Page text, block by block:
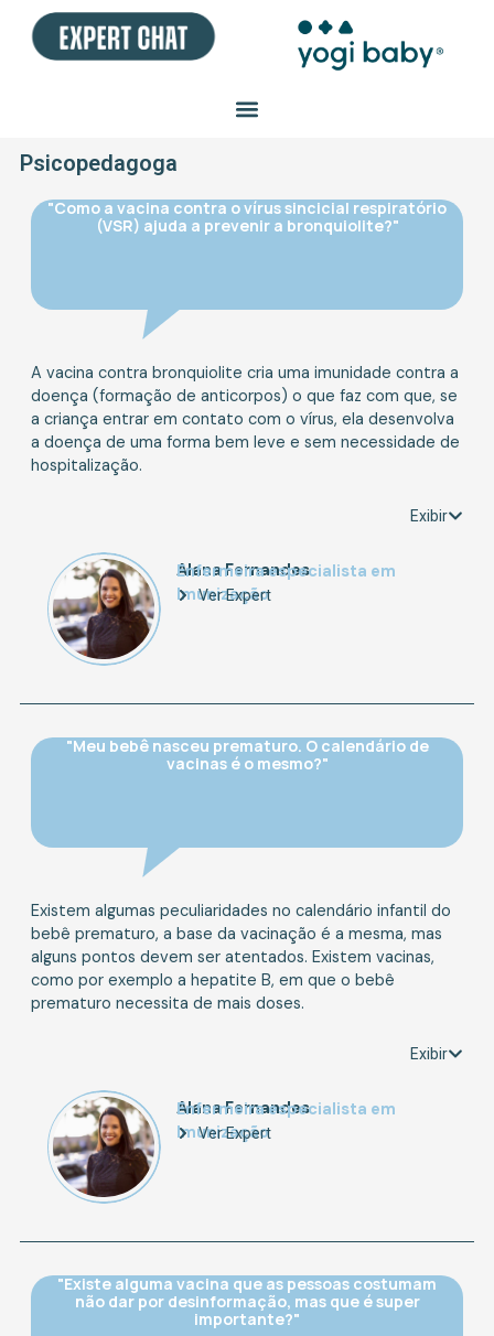
Psicopedagoga
"Como a vacina contra o vírus sincicial respiratório
(VSR) ajuda a prevenir a bronquiolite?"
A vacina contra bronquiolite cria uma imunidade contra a
doença (formação de anticorpos) o que faz com que, se
a criança entrar em contato com o vírus, ela desenvolva
a doença de uma forma bem leve e sem necessidade de
hospitalização.
Exibir
Alana Fernandes
Enfermeira especialista em
Imunização
Ver Expert
"Meu bebê nasceu prematuro. O calendário de
vacinas é o mesmo?"
Existem algumas peculiaridades no calendário infantil do
bebê prematuro, a base da vacinação é a mesma, mas
alguns pontos devem ser atentados. Existem vacinas,
como por exemplo a hepatite B, em que o bebê
prematuro necessita de mais doses.
Exibir
Alana Fernandes
Enfermeira especialista em
Imunização
Ver Expert
"Existe alguma vacina que as pessoas costumam
não dar por desinformação, mas que é super
importante?"